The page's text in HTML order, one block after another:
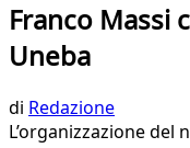
Franco Massi
Uneba
di Redazione
L’organizzazione